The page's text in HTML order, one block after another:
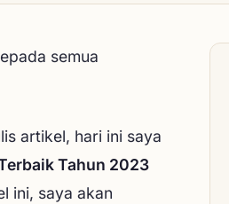
semua
artikel, hari ini saya
Tahun 2023
ini, saya akan